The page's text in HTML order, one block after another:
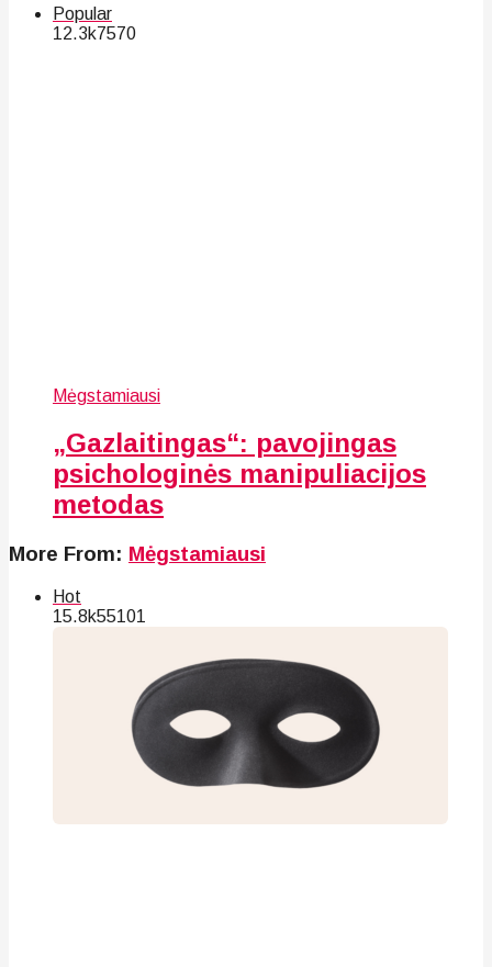
Popular
12.3k7570
Mėgstamiausi
„Gazlaitingas“: pavojingas
psichologinės manipuliacijos
metodas
More From: Mėgstamiausi
Hot
15.8k55101